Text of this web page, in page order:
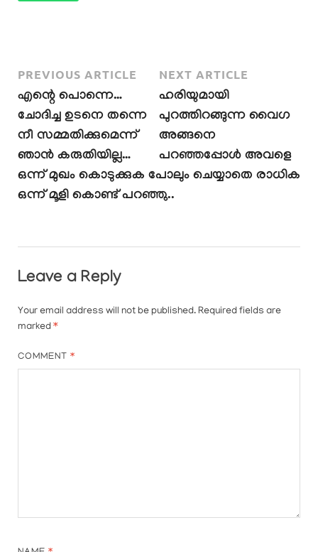
PREVIOUS ARTICLE
എന്റെ പൊന്നെ…
ചോദിച്ച ഉടനെ തന്നെ
നീ സമ്മതിക്കുമെന്ന്
ഞാൻ കരുതിയില്ല…
NEXT ARTICLE
ഹരിയുമായി
പുറത്തിറങ്ങുന്ന വൈഗ
അങ്ങനെ
പറഞ്ഞപ്പോൾ അവളെ
ഒന്ന് മുഖം കൊടുക്കുക പോലും ചെയ്യാതെ രാധിക
ഒന്ന് മൂളി കൊണ്ട് പറഞ്ഞു..
Leave a Reply
Your email address will not be published. Required fields are
marked *
COMMENT*